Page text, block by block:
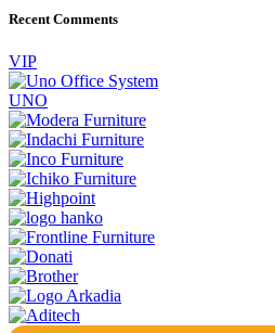
Recent Comments
VIP
UNO